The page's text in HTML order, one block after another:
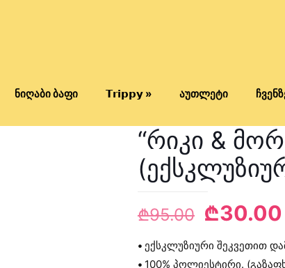
ნიღაბი ბაფი 𝗧𝗿𝗶𝗽𝗽𝘆 » აუთლეტი
“რიკი &
₾95.00 Original
was:
₾30.00
• ექსკლუზიური შეკვეთით
• 100% პოლიესტირი.